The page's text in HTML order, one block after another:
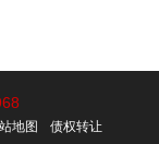
地图 债权转让